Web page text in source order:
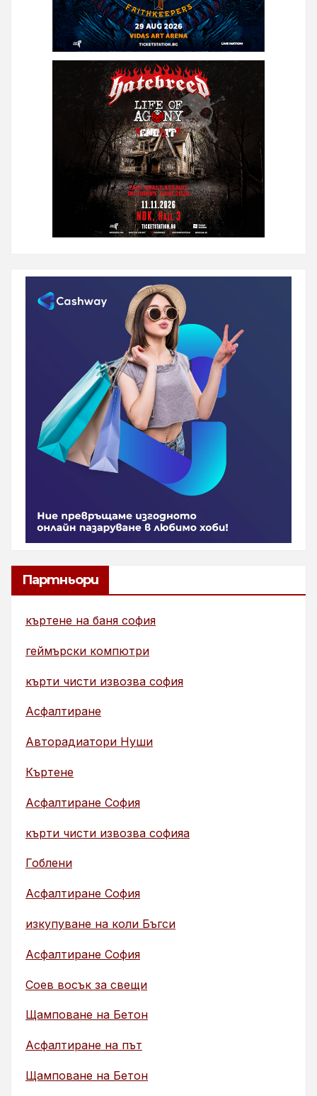
Партньори
къртене на баня софия
геймърски компютри
кърти чисти извозва софия
Асфалтиране
Авторадиатори Нуши
Къртене
Асфалтиране София
кърти чисти извозва софияа
Гоблени
Асфалтиране София
изкупуване на коли Бъгси
Асфалтиране София
Соев восък за свещи
Щамповане на Бетон
Асфалтиране на път
Щамповане на Бетон